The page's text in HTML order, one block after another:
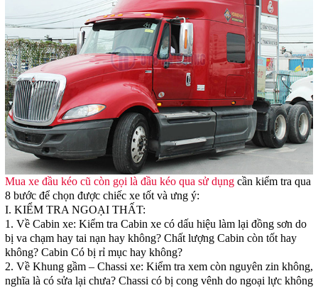
Mua xe đầu kéo cũ còn gọi là đầu kéo qua sử dụng cần kiểm tra qua
8 bước để chọn được chiếc xe tốt và ưng ý:
I. KIỂM TRA NGOẠI THẤT:
1. Về Cabin xe: Kiểm tra Cabin xe có dấu hiệu làm lại đồng sơn do
bị va chạm hay tai nạn hay không? Chất lượng Cabin còn tốt hay
không? Cabin Có bị rỉ mục hay không?
2. Về Khung gầm – Chassi xe: Kiểm tra xem còn nguyên zin không,
nghĩa là có sửa lại chưa? Chassi có bị cong vênh do ngoại lực không